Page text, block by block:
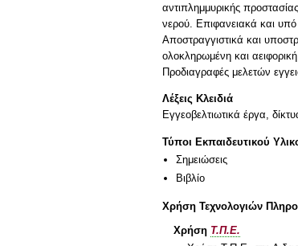
αντιπλημμυρικής
νερού. Επιφανειακά και
Αποστραγγιστικά και
ολοκληρωμένη και
Προδιαγραφές μελετών
Λέξεις Κλειδιά
Εγγεοβελτιωτικά έργα,
Τύποι Εκπαιδευτικού
Σημειώσεις
Βιβλίο
Χρήση Τεχνολογιών
Χρήση Τ.Π.Ε.